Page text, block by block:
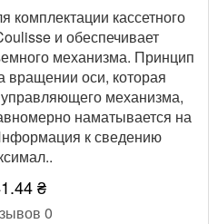
комплектации кассетного
и обеспечивает
механизма. Принцип
вращении оси, которая
механизма,
наматывается на
к сведению
₴
0